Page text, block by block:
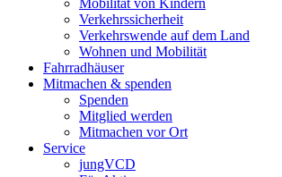
Mobilität von Kindern
Verkehrssicherheit
Verkehrswende auf dem Land
Wohnen und Mobilität
Fahrradhäuser
Mitmachen & spenden
Spenden
Mitglied werden
Mitmachen vor Ort
Service
jungVCD